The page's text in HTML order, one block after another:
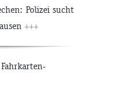
Polizei sucht
+++